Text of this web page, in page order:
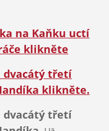
na Kaňku uctí
klikněte
dvacátý třetí
klikněte.
dvacátý třetí